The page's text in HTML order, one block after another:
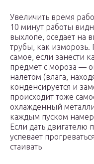
Увеличить время
10 минут работы
выхлопе, оседает на
трубы, как
самое, если занести
предмет с мороза —
налетом (влага,
конденсируется и
происходит тоже
охлажденный
каждым пуском
Если дать двигателю
успевает
стаивать